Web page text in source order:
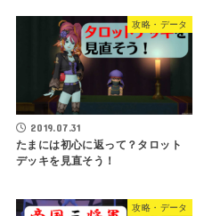
攻略・データ
2019.07.31
たまには初心に返って？タロット
デッキを見直そう！
攻略・データ